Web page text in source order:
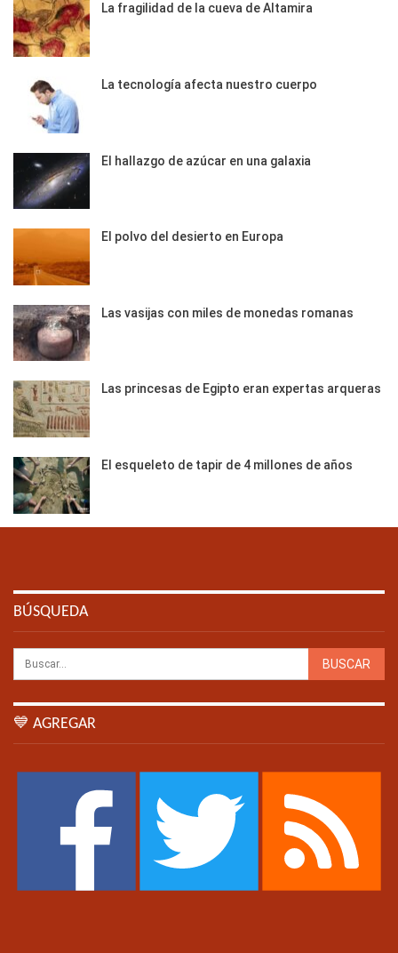
La fragilidad de la cueva de Altamira
La tecnología afecta nuestro cuerpo
El hallazgo de azúcar en una galaxia
El polvo del desierto en Europa
Las vasijas con miles de monedas romanas
Las princesas de Egipto eran expertas arqueras
El esqueleto de tapir de 4 millones de años
BÚSQUEDA
💙 AGREGAR